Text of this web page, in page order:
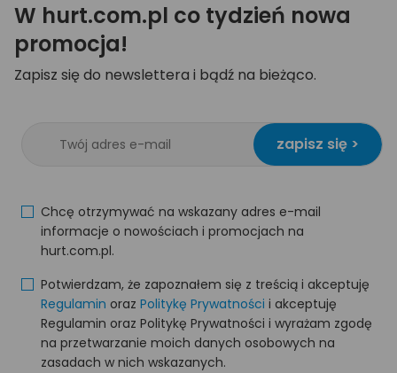
W hurt.com.pl co tydzień nowa
promocja!
Zapisz się do newslettera i bądź na bieżąco.
zapisz się >
Chcę otrzymywać na wskazany adres e-mail
informacje o nowościach i promocjach na
hurt.com.pl.
Potwierdzam, że zapoznałem się z treścią i akceptuję
Regulamin oraz Politykę Prywatności i akceptuję
Regulamin oraz Politykę Prywatności i wyrażam zgodę
na przetwarzanie moich danych osobowych na
zasadach w nich wskazanych.